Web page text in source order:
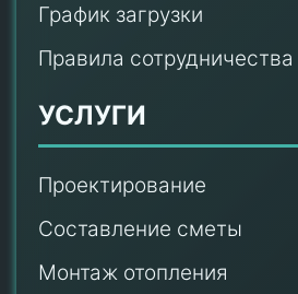
График загрузки
Правила сотрудничества
УСЛУГИ
Проектирование
Составление сметы
Монтаж отопления